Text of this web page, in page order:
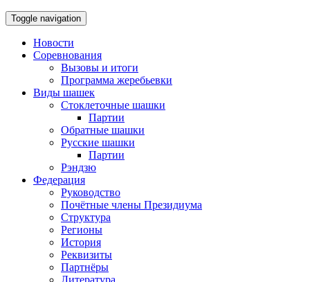
Toggle navigation
Новости
Соревнования
Вызовы и итоги
Программа жеребьевки
Виды шашек
Стоклеточные шашки
Партии
Обратные шашки
Русские шашки
Партии
Рэндзю
Федерация
Руководство
Почётные члены Президиума
Структура
Регионы
История
Реквизиты
Партнёры
Литература